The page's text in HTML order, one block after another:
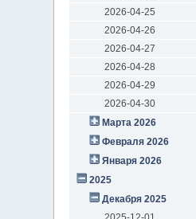
2026-04-25
2026-04-26
2026-04-27
2026-04-28
2026-04-29
2026-04-30
Марта 2026
Февраля 2026
Января 2026
2025
Декабря 2025